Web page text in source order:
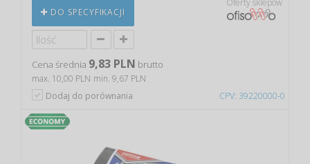
CPV: 39220000-0
DO SPECYFIKACJI
Cena średnia 9,83 PLN brutto
max. 10,00 PLN min. 9,67 PLN
Dodaj do porównania